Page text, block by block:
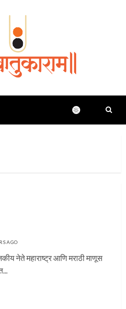
AGO
नेते महाराष्ट्र आणि मराठी माणूस